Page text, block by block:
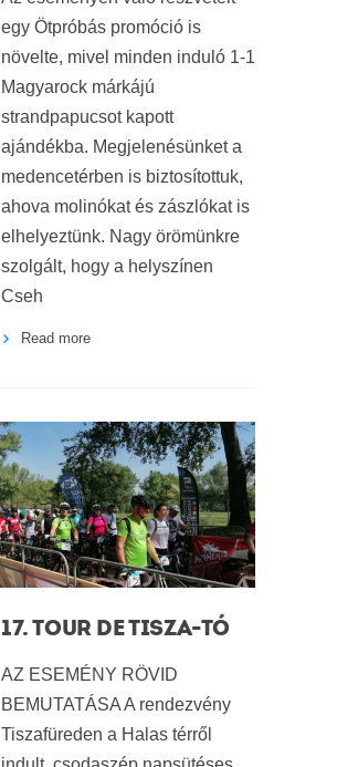
egy Ötpróbás promóció is
növelte, mivel minden induló 1-1
Magyarock márkájú
strandpapucsot kapott
ajándékba. Megjelenésünket a
medencetérben is biztosítottuk,
ahova molinókat és zászlókat is
elhelyeztünk. Nagy örömünkre
szolgált, hogy a helyszínen
Cseh
Read more
17. TOUR DE TISZA-TÓ
AZ ESEMÉNY RÖVID
BEMUTATÁSA A rendezvény
Tiszafüreden a Halas térről